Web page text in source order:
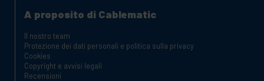
A proposito di Cablematic
Il nostro team
Protezione dei dati personali e politica sulla privacy
Cookies
Copyright e avvisi legali
Recensioni